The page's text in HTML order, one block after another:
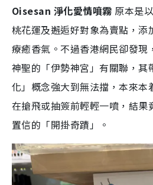
Oisesan 淨化愛情噴霧 原本是
桃花運及邂逅好對象為賣點，添
療癒香氣。不過香港網民卻發現
神聖的「伊勢神宮」有關聯，其
化」概念強大到無法擋，本來本
在搶飛或抽簽前輕輕一噴，結果
置信的「開掛奇蹟」。